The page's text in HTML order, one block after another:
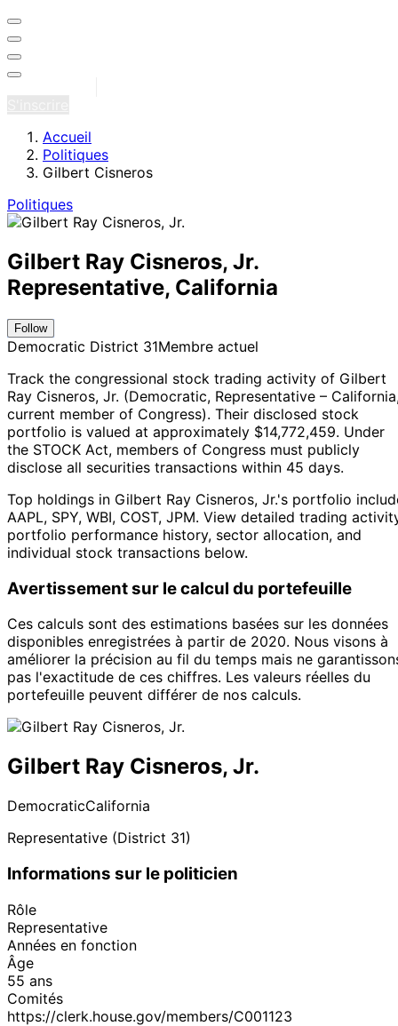
Accueil
Politiques
Gilbert Cisneros
Politiques
Gilbert Ray Cisneros, Jr.
Representative, California
Follow
Democratic District 31Membre actuel
Track the congressional stock trading activity of Gilbert
Ray Cisneros, Jr. (Democratic, Representative – California
current member of Congress). Their disclosed stock
portfolio is valued at approximately $14,772,459. Under
the STOCK Act, members of Congress must publicly
disclose all securities transactions within 45 days.
Top holdings in Gilbert Ray Cisneros, Jr.'s portfolio
AAPL, SPY, WBI, COST, JPM. View detailed trading
portfolio performance history, sector allocation, and
individual stock transactions below.
Avertissement sur le calcul du portefeuille
Ces calculs sont des estimations basées sur les données
disponibles enregistrées à partir de 2020. Nous visons à
améliorer la précision au fil du temps mais ne
pas l'exactitude de ces chiffres. Les valeurs réelles du
portefeuille peuvent différer de nos calculs.
Gilbert Ray Cisneros, Jr.
DemocraticCalifornia
Representative (District 31)
Informations sur le politicien
Rôle
Representative
Années en fonction
Âge
55 ans
Comités
https://clerk.house.gov/members/C001123